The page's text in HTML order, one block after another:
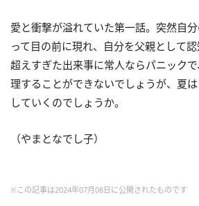
愛と衝撃が溢れていた第一話。突然自
って目の前に現れ、自分を父親として
超えすぎた出来事に常人ならパニック
理することができないでしょうが、夏
していくのでしょうか。
（やまとなでし子）
※この記事は2024年07月08日に公開されたものです